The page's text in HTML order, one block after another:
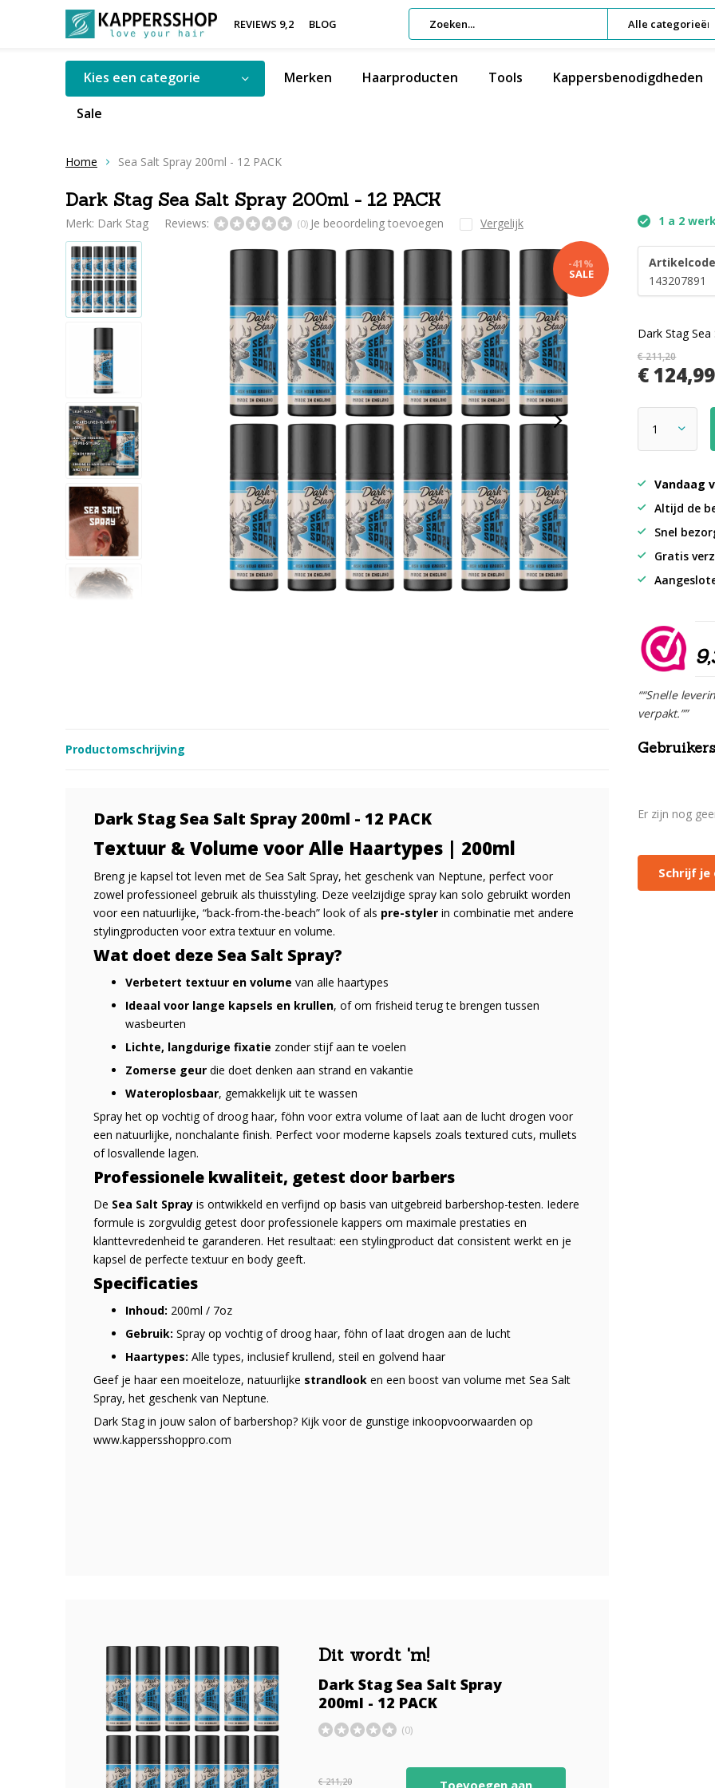
REVIEWS 9,2 BLOG Alle categorieën
Kies een categorie Merken Haarproducten Tools Kappersbenodigdheden
Sale
Home Sea Salt Spray 200ml - 12 PACK
Dark Stag Sea Salt Spray 200ml - 12 PACK
Merk: Dark Stag Reviews: (0) Je beoordeling toevoegen Vergelijk
-41%
SALE
1 a 2
143207891
Dark Stag
€ 211,20
€
Vandaag
Altijd de
Snel
Gratis
““Snelle
verpakt.””
Productomschrijving
Dark Stag Sea Salt Spray 200ml - 12 PACK
Textuur & Volume voor Alle Haartypes | 200ml
Breng je kapsel tot leven met de Sea Salt Spray, het geschenk van Neptune, perfect voor
zowel professioneel gebruik als thuisstyling. Deze veelzijdige spray kan solo gebruikt worden
voor een natuurlijke, “back-from-the-beach” look of als pre-styler in combinatie met andere
stylingproducten voor extra textuur en volume.
Wat doet deze Sea Salt Spray?
Verbetert textuur en volume van alle haartypes
Ideaal voor lange kapsels en krullen, of om frisheid terug te brengen tussen
wasbeurten
Lichte, langdurige fixatie zonder stijf aan te voelen
Zomerse geur die doet denken aan strand en vakantie
Wateroplosbaar, gemakkelijk uit te wassen
Spray het op vochtig of droog haar, föhn voor extra volume of laat aan de lucht drogen voor
een natuurlijke, nonchalante finish. Perfect voor moderne kapsels zoals textured cuts, mullets
of losvallende lagen.
Professionele kwaliteit, getest door barbers
De Sea Salt Spray is ontwikkeld en verfijnd op basis van uitgebreid barbershop-testen. Iedere
formule is zorgvuldig getest door professionele kappers om maximale prestaties en
klanttevredenheid te garanderen. Het resultaat: een stylingproduct dat consistent werkt en je
kapsel de perfecte textuur en body geeft.
Specificaties
Inhoud: 200ml / 7oz
Gebruik: Spray op vochtig of droog haar, föhn of laat drogen aan de lucht
Haartypes: Alle types, inclusief krullend, steil en golvend haar
Geef je haar een moeiteloze, natuurlijke strandlook en een boost van volume met Sea Salt
Spray, het geschenk van Neptune.
Dark Stag in jouw salon of barbershop? Kijk voor de gunstige inkoopvoorwaarden op
www.kappersshoppro.com
Dit wordt 'm!
Dark Stag Sea Salt Spray
200ml - 12 PACK
(0)
€ 211,20
Toevoegen aan
Er zijn nog
Schrijf